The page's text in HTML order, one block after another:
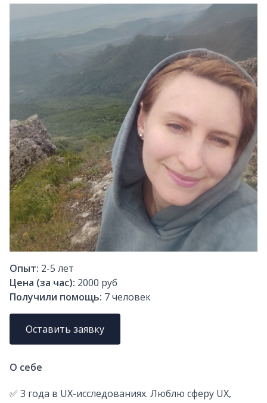
Опыт: 2-5 лет
Цена (за час): 2000 руб
Получили помощь: 7человек
Оставить заявку
О себе
✅ 3 года в UX-исследованиях. Люблю сферу UX,